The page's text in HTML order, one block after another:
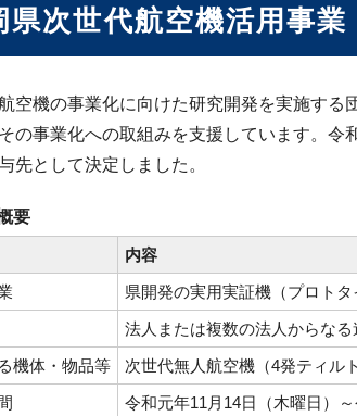
県次世代航空機活用事業
空機の事業化に向けた研究開発を実施する
の事業化への取組みを支援しています。
先として決定しました。
要
内容
県開発の実用実証機（プロト
法人または複数の法人からなる
機体・物品等
次世代無人航空機（4発ティル
令和元年11月14日（木曜日）